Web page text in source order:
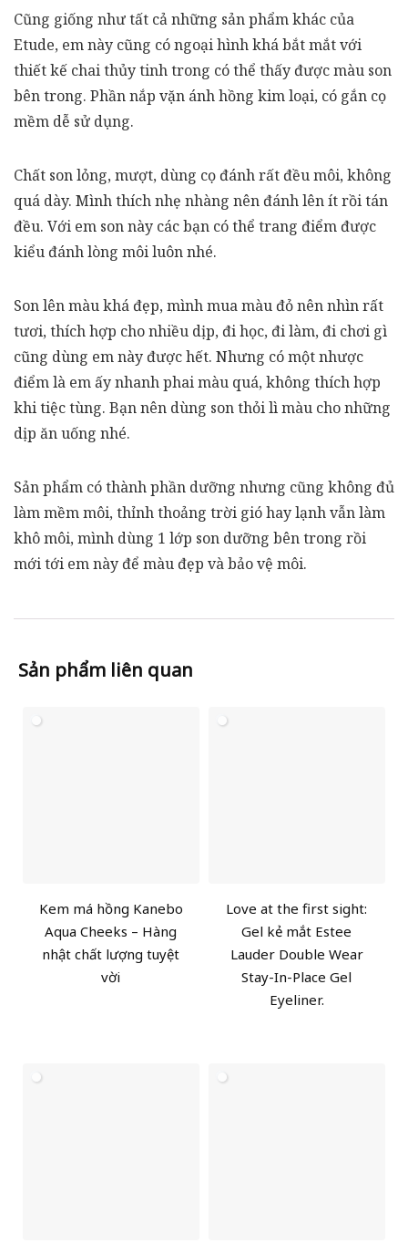
Cũng giống như tất cả những sản phẩm khác của
Etude, em này cũng có ngoại hình khá bắt mắt với
thiết kế chai thủy tinh trong có thể thấy được màu son
bên trong. Phần nắp vặn ánh hồng kim loại, có gắn cọ
mềm dễ sử dụng.
Chất son lỏng, mượt, dùng cọ đánh rất đều môi, không
quá dày. Mình thích nhẹ nhàng nên đánh lên ít rồi tán
đều. Với em son này các bạn có thể trang điểm được
kiểu đánh lòng môi luôn nhé.
Son lên màu khá đẹp, mình mua màu đỏ nên nhìn rất
tươi, thích hợp cho nhiều dịp, đi học, đi làm, đi chơi gì
cũng dùng em này được hết. Nhưng có một nhược
điểm là em ấy nhanh phai màu quá, không thích hợp
khi tiệc tùng. Bạn nên dùng son thỏi lì màu cho những
dịp ăn uống nhé.
Sản phẩm có thành phần dưỡng nhưng cũng không đủ
làm mềm môi, thỉnh thoảng trời gió hay lạnh vẫn làm
khô môi, mình dùng 1 lớp son dưỡng bên trong rồi
mới tới em này để màu đẹp và bảo vệ môi.
Sản phẩm liên quan
Kem má hồng Kanebo
Aqua Cheeks – Hàng
nhật chất lượng tuyệt
vời
Love at the first sight:
Gel kẻ mắt Estee
Lauder Double Wear
Stay-In-Place Gel
Eyeliner.